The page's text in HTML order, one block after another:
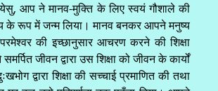
आप ने मानव-मुक्ति के लिए स्वयं गौशाले की
के रूप में जन्म लिया। मानव बनकर आपने मनुष्य
की इच्छानुसार आचरण करने की शिक्षा
जीवन द्वारा उस शिक्षा को जीवन के कार्यों
द्वारा शिक्षा की सच्चाई प्रमाणित की तथा